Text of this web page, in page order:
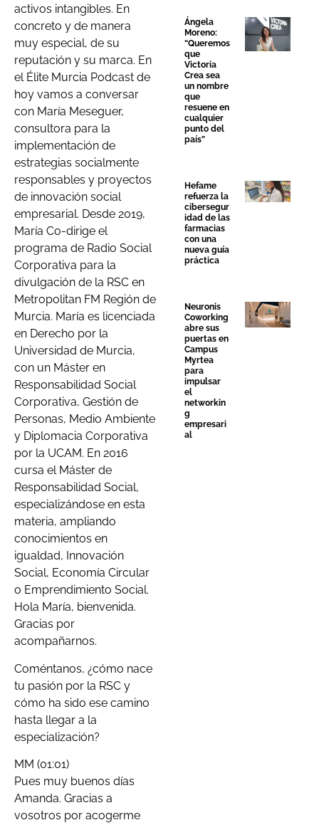
activos intangibles. En
concreto y de manera
muy especial, de su
reputación y su marca. En
el Élite Murcia Podcast de
hoy vamos a conversar
con María Meseguer,
consultora para la
implementación de
estrategias socialmente
responsables y proyectos
de innovación social
empresarial. Desde 2019,
María Co-dirige el
programa de Radio Social
Corporativa para la
divulgación de la RSC en
Metropolitan FM Región de
Murcia. María es licenciada
en Derecho por la
Universidad de Murcia,
con un Máster en
Responsabilidad Social
Corporativa, Gestión de
Personas, Medio Ambiente
y Diplomacia Corporativa
por la UCAM. En 2016
cursa el Máster de
Responsabilidad Social,
especializándose en esta
materia, ampliando
conocimientos en
igualdad, Innovación
Social, Economía Circular
o Emprendimiento Social.
Hola María, bienvenida.
Gracias por
acompañarnos.
Coméntanos, ¿cómo nace
tu pasión por la RSC y
cómo ha sido ese camino
hasta llegar a la
especialización?
MM (01:01)
Pues muy buenos días
Amanda. Gracias a
vosotros por acogerme
Ángela
Moreno:
“Queremos
que
Victoria
Crea sea
un nombre
que
resuene en
cualquier
punto del
país”
Hefame
refuerza la
cibersegur
idad de las
farmacias
con una
nueva guía
práctica
Neuronis
Coworking
abre sus
puertas en
Campus
Myrtea
para
impulsar
el
networkin
g
empresari
al